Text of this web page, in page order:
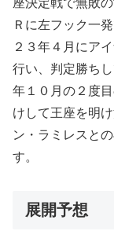
座決定戦で無敗
Ｒに左フック一
２３年４月にア
行い、判定勝ち
年１０月の２度
けして王座を明
ン・ラミレスと
す。
展開予想